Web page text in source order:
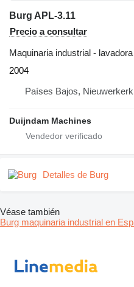
Burg APL-3.11
Precio a consultar
Maquinaria industrial -
2004
Países Bajos,
Duijndam Machines
Detalles de Burg
Véase también
Burg maquinaria industrial en